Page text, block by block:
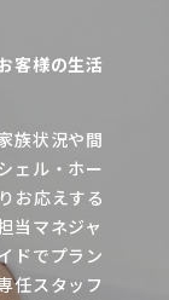
客様の生活
族状況や間
ェル・ホー
お応えする
当マネジャ
ドでプラン
任スタッフ